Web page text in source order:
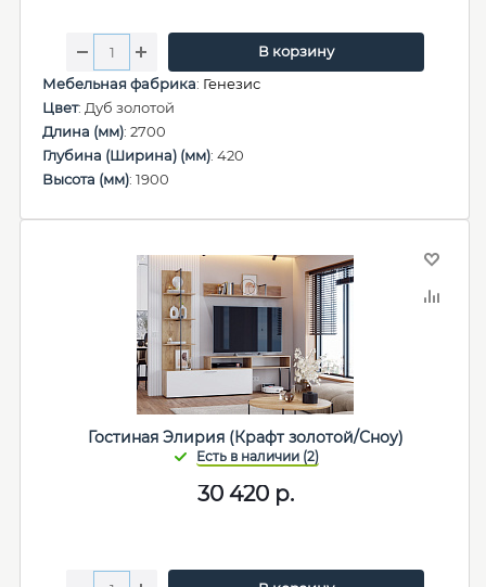
В корзину
Мебельная фабрика: Генезис
Цвет: Дуб золотой
Длина (мм): 2700
Глубина (Ширина) (мм): 420
Высота (мм): 1900
Гостиная Элирия (Крафт золотой/Сноу)
30 420р.